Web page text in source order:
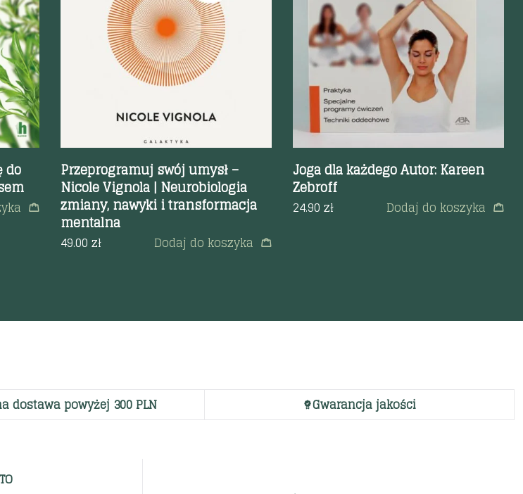
do
Szybki podgląd
Przeprogramuj swój umysł –
Nicole Vignola | Neurobiologia
zmiany, nawyki i transformacja
mentalna
49.00 zł Dodaj do koszyka
Szybki podgląd
Joga dla każdego Autor: Kareen
Zebroff
24.90 zł Dodaj do koszyka
dostawa powyżej 300 PLN Gwarancja jakości